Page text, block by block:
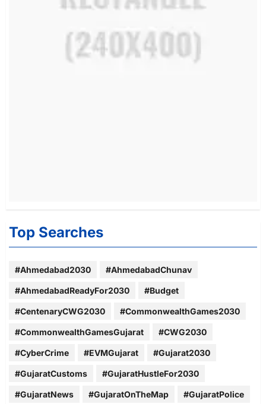
Top Searches
#Ahmedabad2030 #AhmedabadChunav
#AhmedabadReadyFor2030 #Budget
#CentenaryCWG2030 #CommonwealthGames2030
#CommonwealthGamesGujarat #CWG2030
#CyberCrime #EVMGujarat #Gujarat2030
#GujaratCustoms #GujaratHustleFor2030
#GujaratNews #GujaratOnTheMap #GujaratPolice